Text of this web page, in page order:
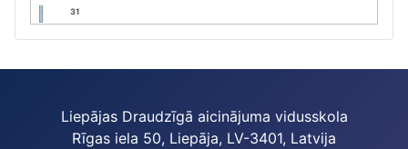
31
Liepājas Draudzīgā aicinājuma vidusskola
Rīgas iela 50, Liepāja, LV-3401, Latvija